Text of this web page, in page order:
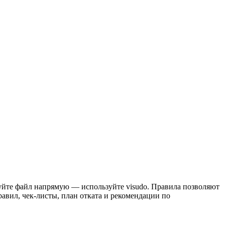
файл напрямую — используйте visudo. Правила позволяют
чек-листы, план отката и рекомендации по